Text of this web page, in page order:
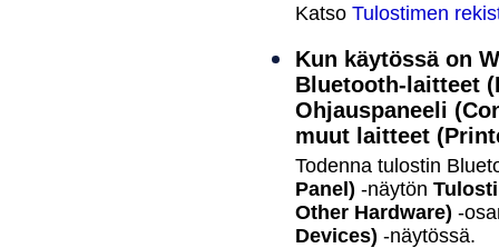
Katso Tulostimen
Kun käytössä on
Bluetooth-laitteet
Ohjauspaneeli
muut laitteet
Todenna tulostin
Panel) -näytön
Other Hardware) -
Devices) -näytössä.